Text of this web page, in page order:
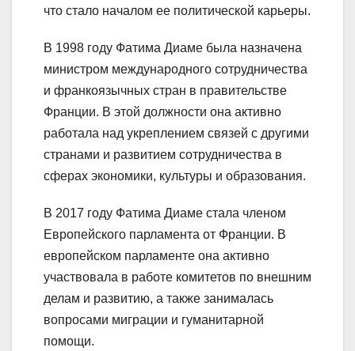
что стало началом ее политической карьеры.
В 1998 году Фатима Диаме была назначена
министром международного сотрудничества
и франкоязычных стран в правительстве
Франции. В этой должности она активно
работала над укреплением связей с другими
странами и развитием сотрудничества в
сферах экономики, культуры и образования.
В 2017 году Фатима Диаме стала членом
Европейского парламента от Франции. В
европейском парламенте она активно
участвовала в работе комитетов по внешним
делам и развитию, а также занималась
вопросами миграции и гуманитарной
помощи.